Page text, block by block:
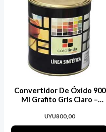
Convertidor De Óxido 900
Ml Grafito Gris Claro –
UYU800,00